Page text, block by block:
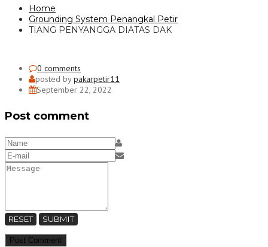
Home
Grounding System Penangkal Petir
TIANG PENYANGGA DIATAS DAK
0 comments
posted bypakarpetir11
September 22, 2022
Post comment
RESET SUBMIT